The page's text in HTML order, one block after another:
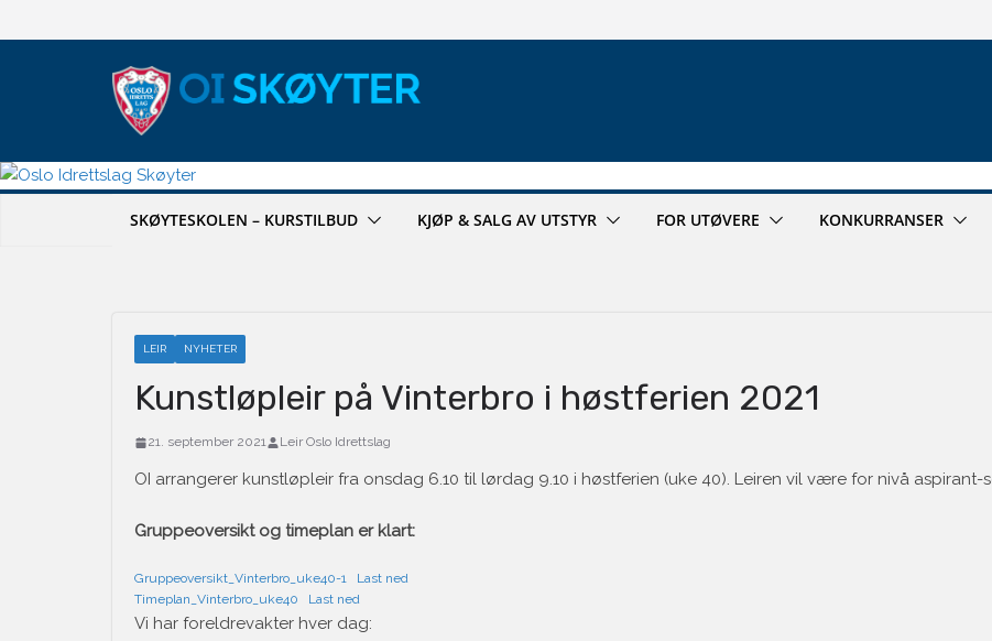
til
SKØYTESKOLEN – KURSTILBUD KJØP & SALG AV UTSTYR FOR UTØVERE KONKURRANSER
LEIR NYHETER
Kunstløpleir på Vinterbro i høstferien 2021
21. september 2021 Leir Oslo Idrettslag
OI arrangerer kunstløpleir fra onsdag 6.10 til lørdag 9.10 i høstferien (uke 40). Leiren vil være for nivå aspirant-
Gruppeoversikt og timeplan er klart:
Gruppeoversikt_Vinterbro_uke40-1
Last ned
Timeplan_Vinterbro_uke40
Last ned
Vi har foreldrevakter hver dag: